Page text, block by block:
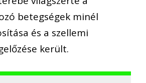
betegségek minél
és a szellemi
került.